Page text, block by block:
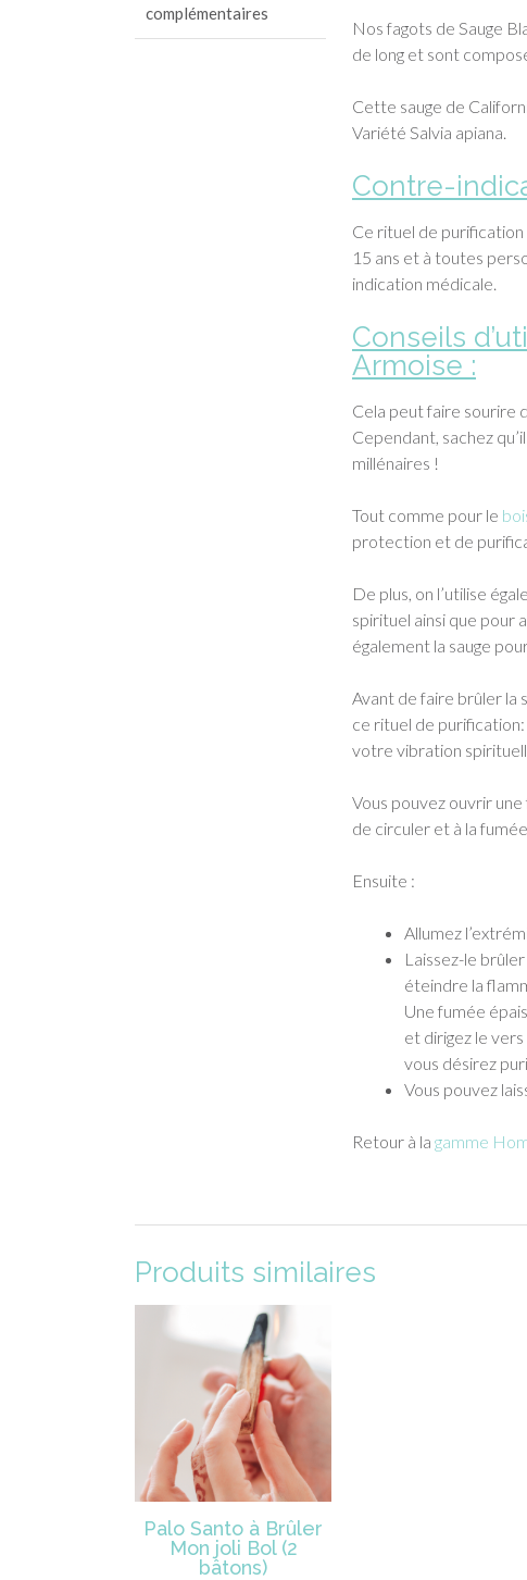
complémentaires
Nos fagots de Sauge
de long et sont
Cette sauge de
Variété Salvia apiana.
Contre-
Ce rituel de
15 ans et à toutes
indication médicale.
Conseils
Armoise :
Cela peut faire sourire
Cependant, sachez
millénaires !
Tout comme pour le
protection et de
De plus, on l’utilise
spirituel ainsi que pour
également la sauge
Avant de faire brûler la
ce rituel de
votre vibration
Vous pouvez ouvrir
de circuler et à la
Ensuite :
Allumez
Laissez-le
éteindre la
Une fumée
et dirigez le
vous désirez
Vous pouvez
Retour à lagamme
Produits similaires
Palo Santo à Brûler
Mon joli Bol (2
bâtons)